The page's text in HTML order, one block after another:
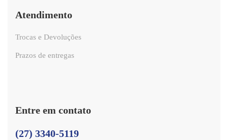
Atendimento
Trocas e Devoluções
Prazos de entregas
Entre em contato
(27) 3340-5119